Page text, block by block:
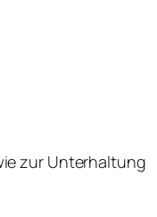
zur Unterhaltung